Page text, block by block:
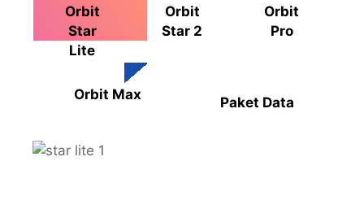
Orbit
Star
Lite
Orbit
Star 2
Orbit
Pro
Orbit Max Paket Data